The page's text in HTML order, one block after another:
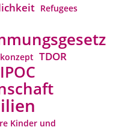
Refugees
TDOR
Kinder und